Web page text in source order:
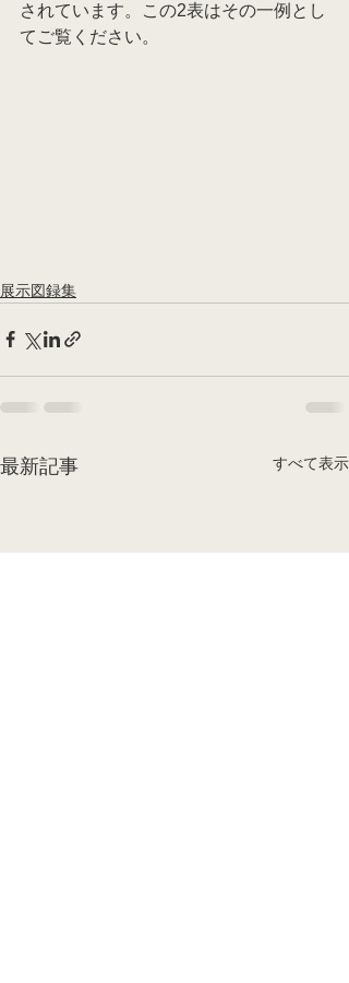
されています。この2表はその一例とし
てご覧ください。
展示図録集
最新記事 すべて表示